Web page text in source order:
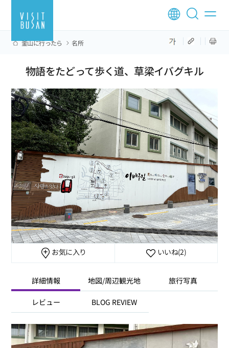
釜山に行ったら 名所
物語をたどって歩く道、草梁イバグキル
お気に入り いいね(2)
詳細情報 地図/周辺観光地 旅行写真
レビュー BLOG REVIEW